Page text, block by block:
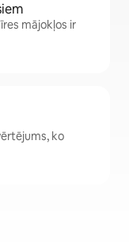
mājokļos ir
ko